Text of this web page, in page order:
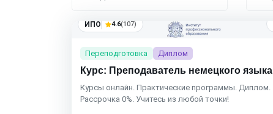
ИПО 4.6(107)
Переподготовка Диплом
Курс: Преподаватель немецкого языка
Курсы онлайн. Практические программы. Диплом.
Рассрочка 0%. Учитесь из любой точки!